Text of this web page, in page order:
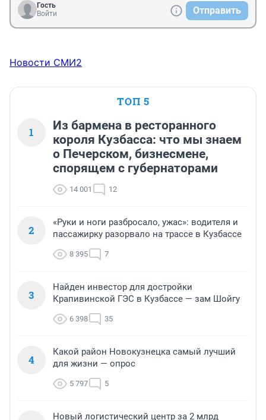
Гость
Войти
Отправить
Новости СМИ2
ТОП 5
1
Из бармена в ресторанного
короля Кузбасса: что мы знаем
о Печерском, бизнесмене,
спорящем с губернаторами
14 001 12
2
«Руки и ноги разбросало, ужас»: водителя и
пассажирку разорвало на трассе в Кузбассе
8 395 7
3
Найден инвестор для достройки
Крапивинской ГЭС в Кузбассе — зам Шойгу
6 398 35
4
Какой район Новокузнецка самый лучший
для жизни — опрос
5 797 5
Новый логистический центр за 2 млрд